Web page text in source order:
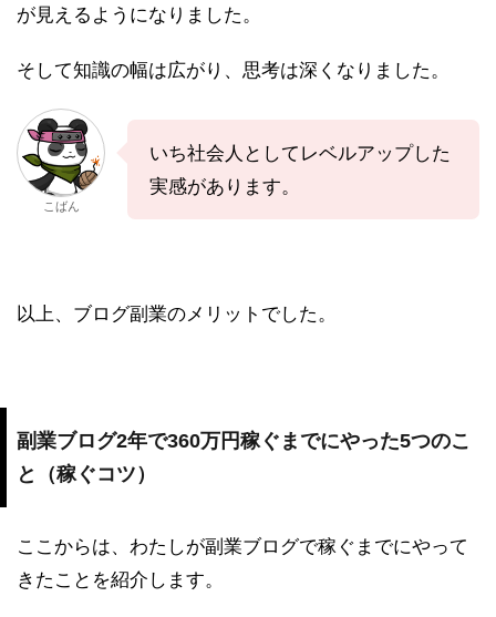
が見えるようになりました。
そして知識の幅は広がり、思考は深くなりました。
こばん
いち社会人としてレベルアップした
実感があります。
以上、ブログ副業のメリットでした。
副業ブログ2年で360万円稼ぐまでにやった5つのこ
と（稼ぐコツ）
ここからは、わたしが副業ブログで稼ぐまでにやって
きたことを紹介します。